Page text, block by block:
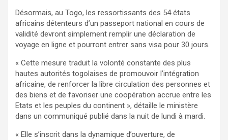
Désormais, au Togo, les ressortissants des 54 états
africains détenteurs d’un passeport national en cours de
validité devront simplement remplir une déclaration de
voyage en ligne et pourront entrer sans visa pour 30 jours.
« Cette mesure traduit la volonté constante des plus
hautes autorités togolaises de promouvoir l’intégration
africaine, de renforcer la libre circulation des personnes et
des biens et de favoriser une coopération accrue entre les
Etats et les peuples du continent », détaille le ministère
dans un communiqué publié dans la nuit de lundi à mardi.
« Elle s’inscrit dans la dynamique d’ouverture, de